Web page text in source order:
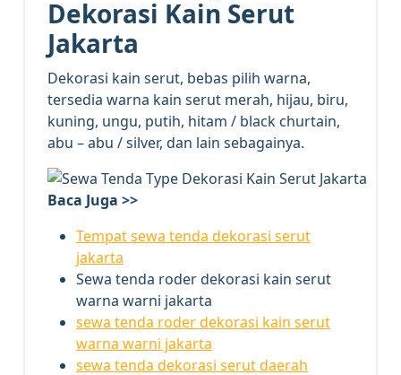
Dekorasi Kain Serut
Jakarta
Dekorasi kain serut, bebas pilih warna,
tersedia warna kain serut merah, hijau, biru,
kuning, ungu, putih, hitam / black churtain,
abu – abu / silver, dan lain sebagainya.
Baca Juga >>
Tempat sewa tenda dekorasi serut
jakarta
Sewa tenda roder dekorasi kain serut
warna warni jakarta
sewa tenda roder dekorasi kain serut
warna warni jakarta
sewa tenda dekorasi serut daerah